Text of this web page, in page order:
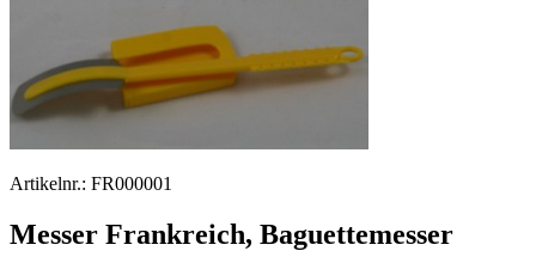
Artikelnr.: FR000001
Messer Frankreich, Baguettemesser